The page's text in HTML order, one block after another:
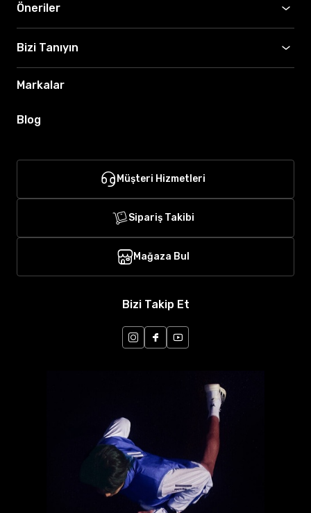
Öneriler
Bizi Tanıyın
Markalar
Blog
Müşteri Hizmetleri
Sipariş Takibi
Mağaza Bul
Bizi Takip Et